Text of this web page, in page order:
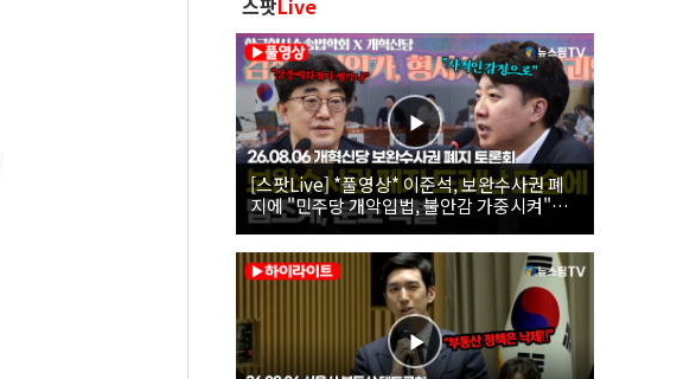
스팟Live
[스팟Live] *풀영상* 이준석, 보완수사권 폐
지에 "민주당 개악입법, 불안감 가중시켜"｜
26.08.06 개혁신당 보완수사권 폐지 토론회